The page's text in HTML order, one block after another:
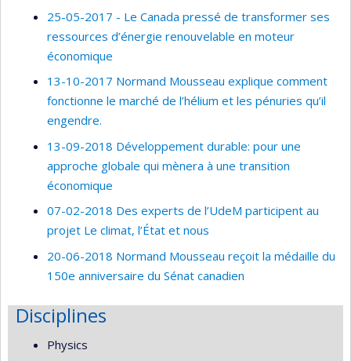
25-05-2017 - Le Canada pressé de transformer ses
ressources d’énergie renouvelable en moteur
économique
13-10-2017 Normand Mousseau explique comment
fonctionne le marché de l’hélium et les pénuries qu’il
engendre.
13-09-2018 Développement durable: pour une
approche globale qui mènera à une transition
économique
07-02-2018 Des experts de l’UdeM participent au
projet Le climat, l’État et nous
20-06-2018 Normand Mousseau reçoit la médaille du
150e anniversaire du Sénat canadien
Disciplines
Physics